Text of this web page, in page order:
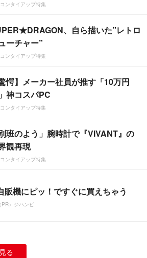
ンタイアップ特集
、自ら描いた”レトロ
ーチャー”
ンタイアップ特集
驚愕】メーカー社員が推す「10万円
神コスパPC
ンタイアップ特集
別班のよう」腕時計で『VIVANT』の
観再現
ンタイアップ特集
販機にピッ！ですぐに買えちゃう
（PR）ジハンピ
る